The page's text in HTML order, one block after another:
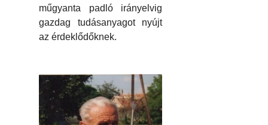
műgyanta padló irányelvig
gazdag tudásanyagot nyújt
az érdeklődőknek.